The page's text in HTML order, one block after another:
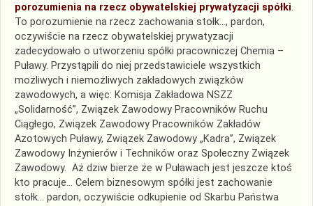
porozumienia na rzecz obywatelskiej prywatyzacji spółki.
To porozumienie na rzecz zachowania stołk…, pardon,
oczywiście na rzecz obywatelskiej prywatyzacji
zadecydowało o utworzeniu spółki pracowniczej Chemia –
Puławy. Przystąpili do niej przedstawiciele wszystkich
możliwych i niemożliwych zakładowych związków
zawodowych, a więc: Komisja Zakładowa NSZZ
„Solidarność”, Związek Zawodowy Pracowników Ruchu
Ciągłego, Związek Zawodowy Pracowników Zakładów
Azotowych Puławy, Związek Zawodowy „Kadra”, Związek
Zawodowy Inżynierów i Techników oraz Społeczny Związek
Zawodowy. Aż dziw bierze że w Puławach jest jeszcze ktoś
kto pracuje… Celem biznesowym spółki jest zachowanie
stołk… pardon, oczywiście odkupienie od Skarbu Państwa